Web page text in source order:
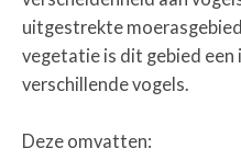
uitgestrekte
vegetatie is dit gebied
verschillende vogels.
Deze omvatten: